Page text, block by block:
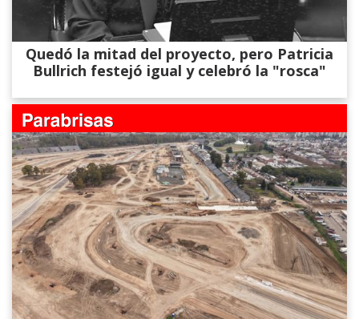
Quedó la mitad del proyecto, pero Patricia
Bullrich festejó igual y celebró la "rosca"